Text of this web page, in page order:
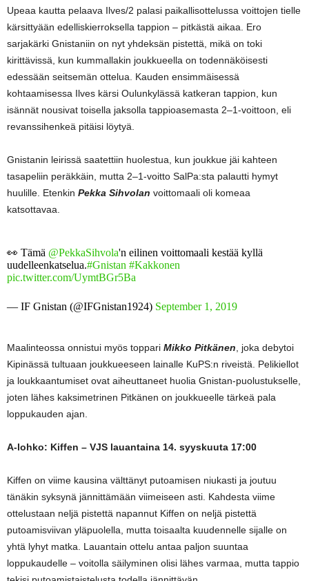
Upeaa kautta pelaava Ilves/2 palasi paikallisottelussa voittojen tielle
kärsittyään edelliskierroksella tappion – pitkästä aikaa. Ero
sarjakärki Gnistaniin on nyt yhdeksän pistettä, mikä on toki
kirittävissä, kun kummallakin joukkueella on todennäköisesti
edessään seitsemän ottelua. Kauden ensimmäisessä
kohtaamisessa Ilves kärsi Oulunkylässä katkeran tappion, kun
isännät nousivat toisella jaksolla tappioasemasta 2–1-voittoon, eli
revanssihenkeä pitäisi löytyä.
Gnistanin leirissä saatettiin huolestua, kun joukkue jäi kahteen
tasapeliin peräkkäin, mutta 2–1-voitto SalPa:sta palautti hymyt
huulille. Etenkin Pekka Sihvolan voittomaali oli komeaa
katsottavaa.
👀 Tämä @PekkaSihvola'n eilinen voittomaali kestää kyllä
uudelleenkatselua.#Gnistan #Kakkonen
pic.twitter.com/UymtBGr5Ba
— IF Gnistan (@IFGnistan1924) September 1, 2019
Maalinteossa onnistui myös toppari Mikko Pitkänen , joka debytoi
Kipinässä tultuaan joukkueeseen lainalle KuPS:n riveistä. Pelikiellot
ja loukkaantumiset ovat aiheuttaneet huolia Gnistan-puolustukselle,
joten lähes kaksimetrinen Pitkänen on joukkueelle tärkeä pala
loppukauden ajan.
A-lohko: Kiffen – VJS lauantaina 14. syyskuuta 17:00
Kiffen on viime kausina välttänyt putoamisen niukasti ja joutuu
tänäkin syksynä jännittämään viimeiseen asti. Kahdesta viime
ottelustaan neljä pistettä napannut Kiffen on neljä pistettä
putoamisviivan yläpuolella, mutta toisaalta kuudennelle sijalle on
yhtä lyhyt matka. Lauantain ottelu antaa paljon suuntaa
loppukaudelle – voitolla säilyminen olisi lähes varmaa, mutta tappio